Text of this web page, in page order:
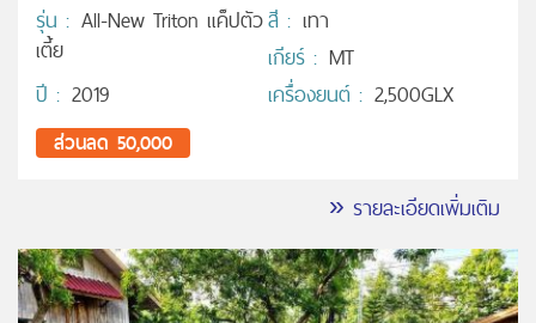
รุ่น : All-New Triton แค็ปตัว
เตี้ย
สี : เทา
เกียร์ : MT
ปี : 2019 เครื่องยนต์ : 2,500GLX
ส่วนลด 50,000
» รายละเอียดเพิ่มเติม